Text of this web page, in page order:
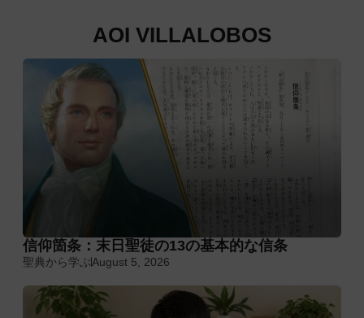
AOI VILLALOBOS
信仰箇条：末日聖徒の13の基本的な信条
聖典から学ぶAugust 5, 2026